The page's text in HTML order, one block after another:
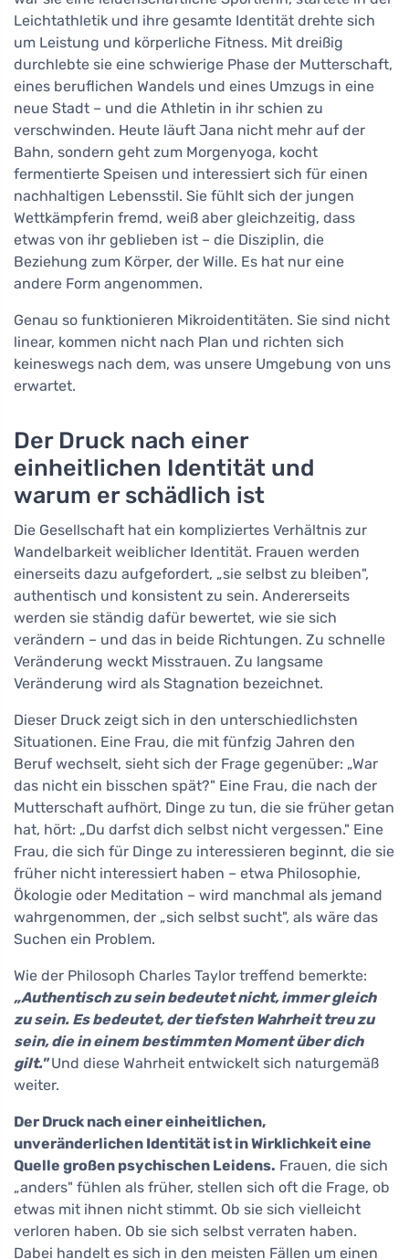
Leichtathletik und ihre gesamte Identität drehte sich
um Leistung und körperliche Fitness. Mit dreißig
durchlebte sie eine schwierige Phase der Mutterschaft,
eines beruflichen Wandels und eines Umzugs in eine
neue Stadt – und die Athletin in ihr schien zu
verschwinden. Heute läuft Jana nicht mehr auf der
Bahn, sondern geht zum Morgenyoga, kocht
fermentierte Speisen und interessiert sich für einen
nachhaltigen Lebensstil. Sie fühlt sich der jungen
Wettkämpferin fremd, weiß aber gleichzeitig, dass
etwas von ihr geblieben ist – die Disziplin, die
Beziehung zum Körper, der Wille. Es hat nur eine
andere Form angenommen.
Genau so funktionieren Mikroidentitäten. Sie sind nicht
linear, kommen nicht nach Plan und richten sich
keineswegs nach dem, was unsere Umgebung von uns
erwartet.
Der Druck nach einer
einheitlichen Identität und
warum er schädlich ist
Die Gesellschaft hat ein kompliziertes Verhältnis zur
Wandelbarkeit weiblicher Identität. Frauen werden
einerseits dazu aufgefordert, „sie selbst zu bleiben",
authentisch und konsistent zu sein. Andererseits
werden sie ständig dafür bewertet, wie sie sich
verändern – und das in beide Richtungen. Zu schnelle
Veränderung weckt Misstrauen. Zu langsame
Veränderung wird als Stagnation bezeichnet.
Dieser Druck zeigt sich in den unterschiedlichsten
Situationen. Eine Frau, die mit fünfzig Jahren den
Beruf wechselt, sieht sich der Frage gegenüber: „War
das nicht ein bisschen spät?" Eine Frau, die nach der
Mutterschaft aufhört, Dinge zu tun, die sie früher getan
hat, hört: „Du darfst dich selbst nicht vergessen." Eine
Frau, die sich für Dinge zu interessieren beginnt, die sie
früher nicht interessiert haben – etwa Philosophie,
Ökologie oder Meditation – wird manchmal als jemand
wahrgenommen, der „sich selbst sucht", als wäre das
Suchen ein Problem.
Wie der Philosoph Charles Taylor treffend bemerkte:
„Authentisch zu sein bedeutet nicht, immer gleich
zu sein. Es bedeutet, der tiefsten Wahrheit treu zu
sein, die in einem bestimmten Moment über dich
gilt."Und diese Wahrheit entwickelt sich naturgemäß
weiter.
Der Druck nach einer einheitlichen,
unveränderlichen Identität ist in Wirklichkeit eine
Quelle großen psychischen Leidens. Frauen, die sich
„anders" fühlen als früher, stellen sich oft die Frage, ob
etwas mit ihnen nicht stimmt. Ob sie sich vielleicht
verloren haben. Ob sie sich selbst verraten haben.
Dabei handelt es sich in den meisten Fällen um einen